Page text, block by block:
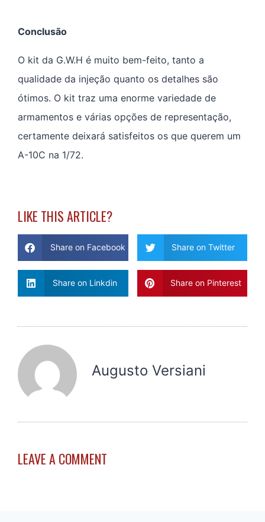
Conclusão
O kit da G.W.H é muito bem-feito, tanto a
qualidade da injeção quanto os detalhes são
ótimos. O kit traz uma enorme variedade de
armamentos e várias opções de representação,
certamente deixará satisfeitos os que querem um
A-10C na 1/72.
LIKE THIS ARTICLE?
Share on Facebook Share on Twitter
Share on Linkdin Share on Pinterest
Augusto Versiani
LEAVE A COMMENT